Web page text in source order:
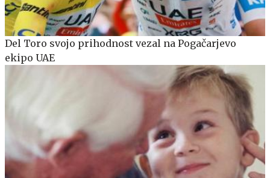
Del Toro svojo prihodnost vezal na Pogačarjevo
ekipo UAE